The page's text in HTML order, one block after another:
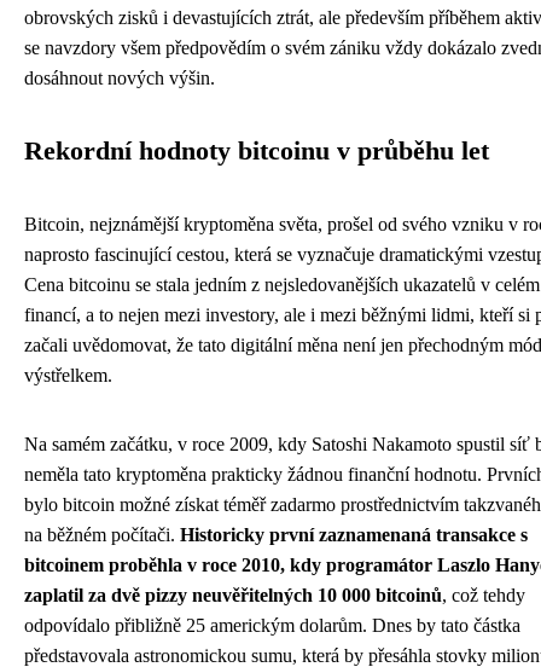
obrovských zisků i devastujících ztrát, ale především příběhem
se navzdory všem předpovědím o svém zániku vždy dokázalo
dosáhnout nových výšin.
Rekordní hodnoty bitcoinu v průběhu let
Bitcoin, nejznámější kryptoměna světa, prošel od svého vzniku v
naprosto fascinující cestou, která se vyznačuje dramatickými
Cena bitcoinu se stala jedním z nejsledovanějších ukazatelů v
financí, a to nejen mezi investory, ale i mezi běžnými lidmi, kteří si
začali uvědomovat, že tato digitální měna není jen přechodným
výstřelkem.
Na samém začátku, v roce 2009, kdy Satoshi Nakamoto spustil síť
neměla tato kryptoměna prakticky žádnou finanční hodnotu.
bylo bitcoin možné získat téměř zadarmo prostřednictvím
na běžném počítači. Historicky první zaznamenaná transakce s
bitcoinem proběhla v roce 2010, kdy programátor Laszlo
zaplatil za dvě pizzy neuvěřitelných 10 000 bitcoinů, což tehdy
odpovídalo přibližně 25 americkým dolarům. Dnes by tato částka
představovala astronomickou sumu, která by přesáhla stovky